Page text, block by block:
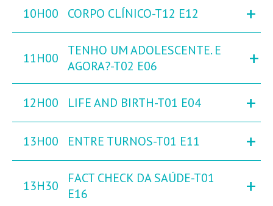
10H00 CORPO CLÍNICO-T12 E12 +
11H00
TENHO UM ADOLESCENTE. E
AGORA?-T02 E06
+
12H00 LIFE AND BIRTH-T01 E04 +
13H00 ENTRE TURNOS-T01 E11 +
13H30
FACT CHECK DA SAÚDE-T01
E16
+